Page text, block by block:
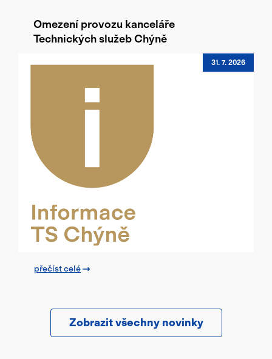
Omezení provozu kanceláře
Technických služeb Chýně
31. 7. 2026
přečíst celé
Zobrazit všechny novinky